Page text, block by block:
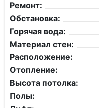
Ремонт:
Обстановка:
Горячая вода:
Материал стен:
Расположение:
Отопление:
Высота потолка:
Полы: